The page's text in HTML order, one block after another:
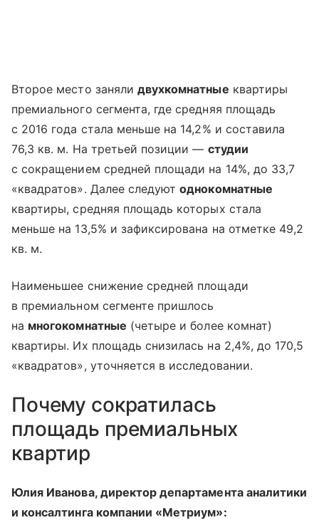
Второе место заняли двухкомнатные квартиры
премиального сегмента, где средняя площадь
с 2016 года стала меньше на 14,2% и составила
76,3 кв. м. На третьей позиции — студии
с сокращением средней площади на 14%, до 33,7
«квадратов». Далее следуютоднокомнатные
квартиры, средняя площадь которых стала
меньше на 13,5% и зафиксирована на отметке 49,2
кв. м.
Наименьшее снижение средней площади
в премиальном сегменте пришлось
на многокомнатные (четыре и более комнат)
квартиры. Их площадь снизилась на 2,4%, до 170,5
«квадратов», уточняется в исследовании.
Почему сократилась
площадь премиальных
квартир
Юлия Иванова, директор департамента аналитики
и консалтинга компании «Метриум»: